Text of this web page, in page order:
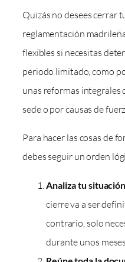
Quizás no desees cerrar
reglamentación
flexibles si necesitas
periodo limitado, como
unas reformas integrales
sede o por causas de
Para hacer las cosas de
debes seguir un orden
Analiza tu
cierre va a ser
contrario, solo
durante unos meses.